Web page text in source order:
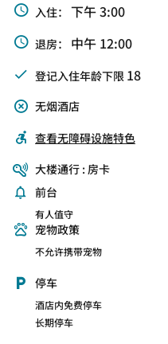
入住： 下午 3:00
退房： 中午 12:00
登记入住年龄下限 18
无烟酒店
查看无障碍设施特色
大楼通行 : 房卡
前台
有人值守
宠物政策
不允许携带宠物
停车
酒店内免费停车
长期停车